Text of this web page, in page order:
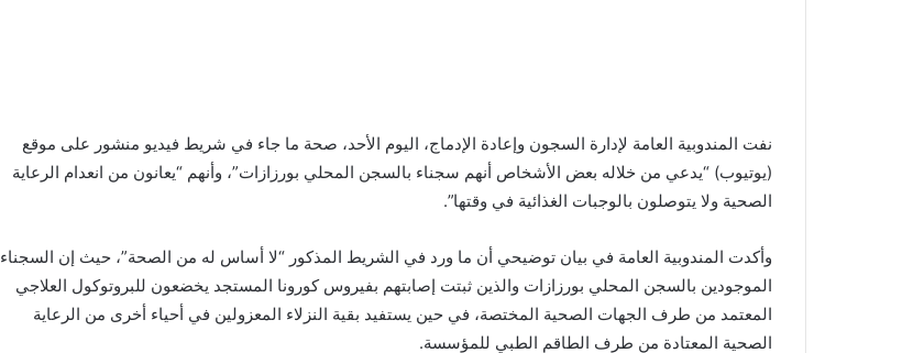
نفت المندوبية العامة لإدارة السجون وإعادة الإدماج، اليوم الأحد، صحة ما جاء في شريط فيديو منشور على موقع
(يوتيوب) “يدعي من خلاله بعض الأشخاص أنهم سجناء بالسجن المحلي بورزازات”، وأنهم “يعانون من انعدام الرعاية
الصحية ولا يتوصلون بالوجبات الغذائية في وقتها”.
وأكدت المندوبية العامة في بيان توضيحي أن ما ورد في الشريط المذكور “لا أساس له من الصحة”، حيث إن السجناء
الموجودين بالسجن المحلي بورزازات والذين ثبتت إصابتهم بفيروس كورونا المستجد يخضعون للبروتوكول العلاجي
المعتمد من طرف الجهات الصحية المختصة، في حين يستفيد بقية النزلاء المعزولين في أحياء أخرى من الرعاية
الصحية المعتادة من طرف الطاقم الطبي للمؤسسة.